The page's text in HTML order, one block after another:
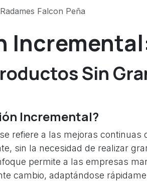
Radames Falcon Peña
Sin
Incremental?
se refiere a las mejoras continuas
sin la necesidad de realizar
permite a las empresas
cambio, adaptándose